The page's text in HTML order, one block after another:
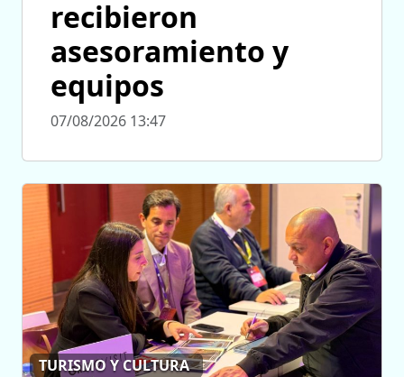
recibieron
asesoramiento y
equipos
07/08/2026 13:47
TURISMO Y CULTURA